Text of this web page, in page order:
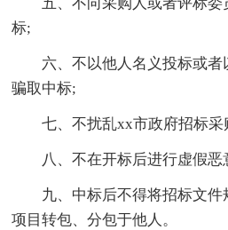
标;
六、不以他人名义投标或者
骗取中标;
七、不扰乱xx市政府招标采
八、不在开标后进行虚假恶
九、中标后不得将招标文件
项目转包、分包于他人。